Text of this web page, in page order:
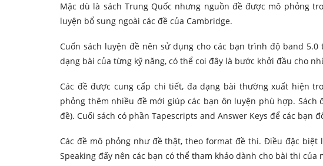
Mặc dù là sách Trung Quốc nhưng nguồn đề được mô phỏng
luyện bổ sung ngoài các đề của Cambridge.
Cuốn sách luyện đề nên sử dụng cho các bạn trình độ band
dạng bài của từng kỹ năng, có thể coi đây là bước khởi đầu cho
Các đề được cung cấp chi tiết, đa dạng bài thường xuất hiện
phỏng thêm nhiều đề mới giúp các bạn ôn luyện phù hợp. Sách
đề). Cuối sách có phần Tapescripts and Answer Keys để các bạn
Các đề mô phỏng như đề thật, theo format đề thi. Điều đặc biệt
Speaking đấy nên các bạn có thể tham khảo dành cho bài thi của